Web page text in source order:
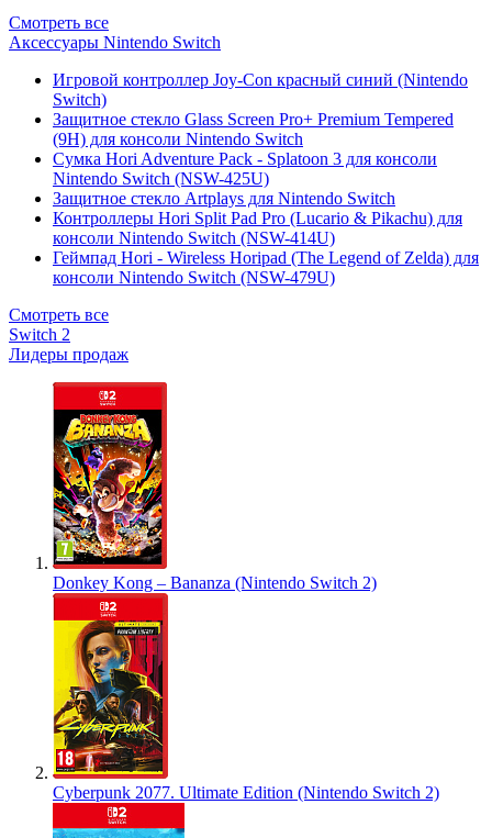
Смотреть все
Аксессуары Nintendo Switch
Игровой контроллер Joy-Con красный синий (Nintendo
Switch)
Защитное стекло Glass Screen Pro+ Premium Tempered
(9H) для консоли Nintendo Switch
Сумка Hori Adventure Pack - Splatoon 3 для консоли
Nintendo Switch (NSW-425U)
Защитное стекло Artplays для Nintendo Switch
Контроллеры Hori Split Pad Pro (Lucario & Pikachu) для
консоли Nintendo Switch (NSW-414U)
Геймпад Hori - Wireless Horipad (The Legend of Zelda) для
консоли Nintendo Switch (NSW-479U)
Смотреть все
Switch 2
Лидеры продаж
Donkey Kong – Bananza (Nintendo Switch 2)
Cyberpunk 2077. Ultimate Edition (Nintendo Switch 2)